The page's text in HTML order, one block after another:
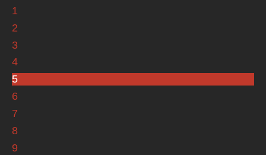
1
2
3
4
5
6
7
8
9